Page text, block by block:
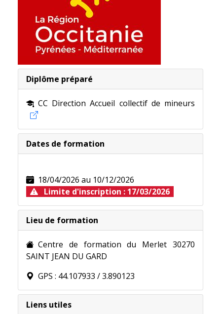
Diplôme préparé
CC Direction Accueil collectif de mineurs
Nouveau pour 2024 !
Plus d'infornations sur lafiche technique
Dates de formation
18/04/2026 au 10/12/2026
Limite d'inscription : 17/03/2026
Lieu de formation
Centre de formation du Merlet 30270
SAINT JEAN DU GARD
GPS : 44.107933 / 3.890123
Liens utiles